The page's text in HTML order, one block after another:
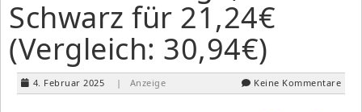
Schwarz für 21,24€
(Vergleich: 30,94€)
4. Februar 2025 | Anzeige Keine Kommentare